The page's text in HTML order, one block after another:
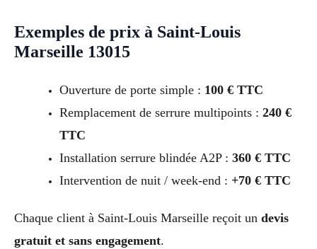
Exemples de prix à Saint-Louis
Marseille 13015
Ouverture de porte simple : 100 € TTC
Remplacement de serrure multipoints : 240 €
TTC
Installation serrure blindée A2P : 360 € TTC
Intervention de nuit / week-end : +70 € TTC
Chaque client à Saint-Louis Marseille reçoit un devis
gratuit et sans engagement.